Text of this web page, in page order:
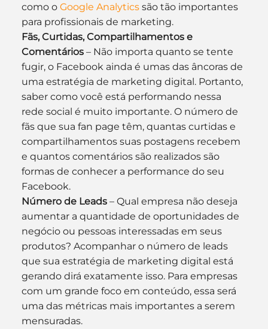
como o Google Analytics são tão importantes
para profissionais de marketing.
Fãs, Curtidas, Compartilhamentos e
Comentários – Não importa quanto se tente
fugir, o Facebook ainda é umas das âncoras de
uma estratégia de marketing digital. Portanto,
saber como você está performando nessa
rede social é muito importante. O número de
fãs que sua fan page têm, quantas curtidas e
compartilhamentos suas postagens recebem
e quantos comentários são realizados são
formas de conhecer a performance do seu
Facebook.
Número de Leads – Qual empresa não deseja
aumentar a quantidade de oportunidades de
negócio ou pessoas interessadas em seus
produtos? Acompanhar o número de leads
que sua estratégia de marketing digital está
gerando dirá exatamente isso. Para empresas
com um grande foco em conteúdo, essa será
uma das métricas mais importantes a serem
mensuradas.